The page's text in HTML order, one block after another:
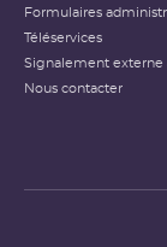
Formulaires
Téléservices
Signalement externe
Nous contacter